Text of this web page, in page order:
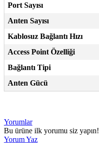
Port Sayısı
Anten Sayısı
Kablosuz Bağlantı Hızı
Access Point Özelliği
Bağlantı Tipi
Anten Gücü
Yorumlar
Bu ürüne ilk yorumu siz yapın!
Yorum Yaz